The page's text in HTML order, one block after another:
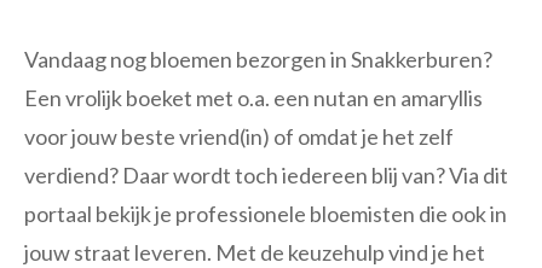
Vandaag nog bloemen bezorgen in Snakkerburen?
Een vrolijk boeket met o.a. een nutan en amaryllis
voor jouw beste vriend(in) of omdat je het zelf
verdiend? Daar wordt toch iedereen blij van? Via dit
portaal bekijk je professionele bloemisten die ook in
jouw straat leveren. Met de keuzehulp vind je het